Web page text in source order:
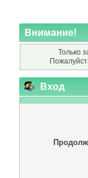
Внимание!
Только
Вход